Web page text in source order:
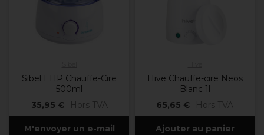
Sibel EHP Chauffe-Cire
500ml
35,95 €
Hors TVA
M'envoyer un e-mail
Hive Chauffe-cire Neos
Blanc 1l
65,65 €
Hors TVA
Ajouter au panier